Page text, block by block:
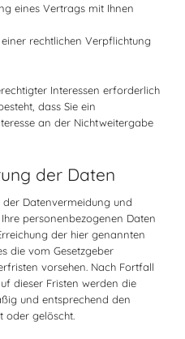
eines Vertrags mit Ihnen
rechtlichen Verpflichtung
Interessen erforderlich
dass Sie ein
an der Nichtweitergabe
der Daten
Datenvermeidung und
personenbezogenen Daten
der hier genannten
die vom Gesetzgeber
vorsehen. Nach Fortfall
dieser Fristen werden die
und entsprechend den
oder gelöscht.